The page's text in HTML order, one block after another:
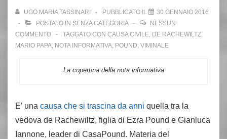
UGO MARIA TASSINARI PUBBLICATO IL
30 GENNAIO 2016
POSTATO IN SENZA CATEGORIA
NESSUN
COMMENTO
TAGGATO CON CAUSA CIVILE, DE RACHEWILTZ,
MARIO PAPA, NOTA INFORMATIVA, POUND, VIMINALE
La copertina della nota informativa
E’ una causa che si trascina da anni quella tra la
vedova de Rachewiltz, figlia di Ezra Pound e Gianluca
Iannone, leader di CasaPound. Materia del